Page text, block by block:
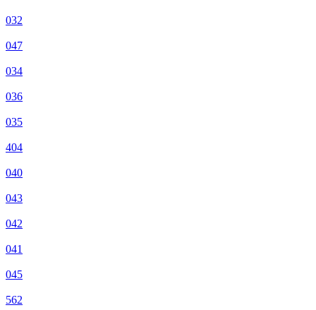
032
047
034
036
035
404
040
043
042
041
045
562